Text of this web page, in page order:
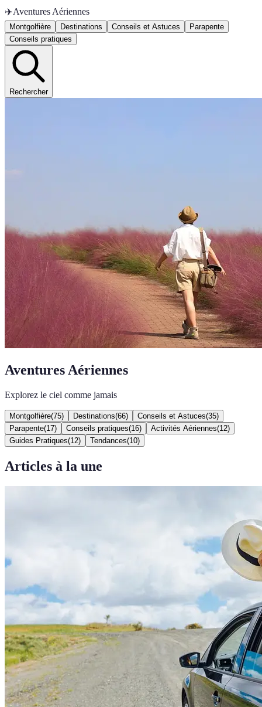
✈️Aventures Aériennes
Montgolfière Destinations Conseils et Astuces
Parapente
Conseils pratiques
Rechercher
Aventures Aériennes
Explorez le ciel comme jamais
Montgolfière(75) Destinations(66) Conseils et Astuces(35)
Parapente(17) Conseils pratiques(16) Activités Aériennes(12)
Guides Pratiques(12) Tendances(10)
Articles à la une